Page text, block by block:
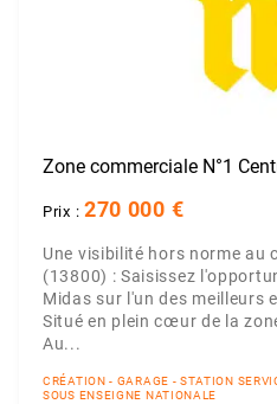
Zone commerciale N°1
Prix : 270 000 €
Une visibilité hors norme au
(13800) : Saisissez
Midas sur l'un des meilleurs
Situé en plein cœur de la
Au...
CRÉATION - GARAGE - STATION
SOUS ENSEIGNE NATIONALE